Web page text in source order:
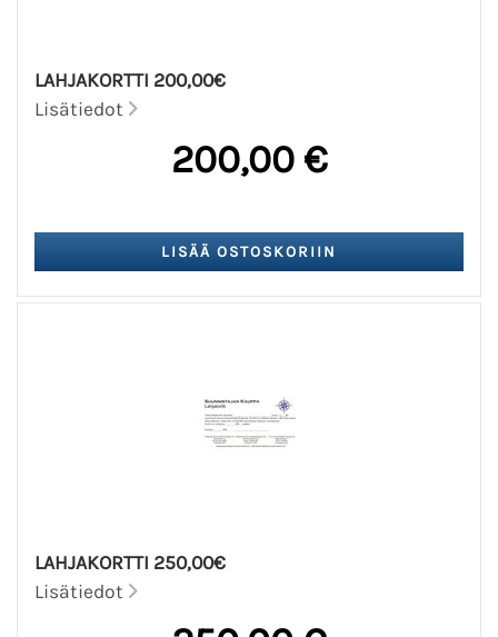
LAHJAKORTTI 200,00€
Lisätiedot
200,00 €
LAHJAKORTTI 250,00€
Lisätiedot